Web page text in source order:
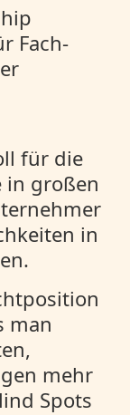
Fach-
für die
in großen
in
man
mehr
Spots